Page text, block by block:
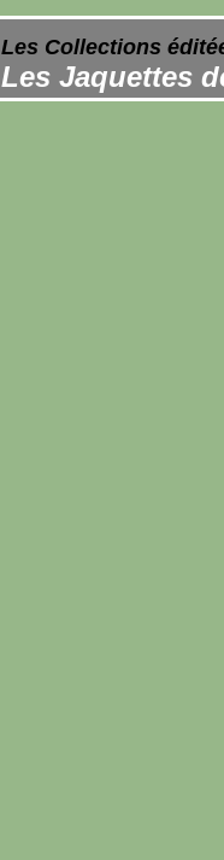
Les Collections
Les Jaquettes